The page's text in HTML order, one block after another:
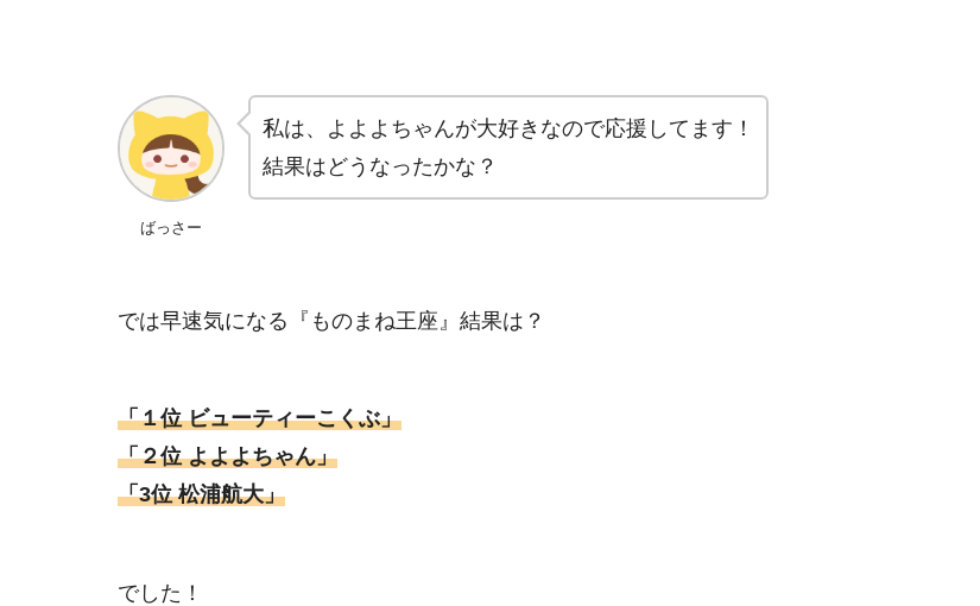
ばっさー
私は、よよよちゃんが大好きなので応援してます！
結果はどうなったかな？
では早速気になる『ものまね王座』結果は？
「１位 ビューティーこくぶ」
「２位 よよよちゃん」
「3位 松浦航大」
でした！